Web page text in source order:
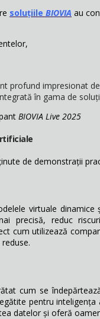
soluțiile BIOVIA au
profund impresionat de
în gama de
BIOVIA Live 2025
de demonstrații
virtuale dinamice
precisă, reduc
cum utilizează
cum se
pentru
datelor și oferă